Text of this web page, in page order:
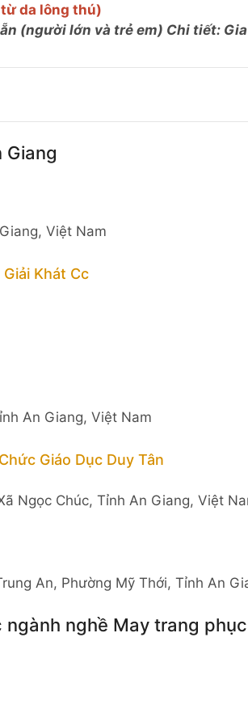
da lông thú)
(người lớn và trẻ em) Chi tiết:
Giang
Việt Nam
Khát Cc
An Giang, Việt Nam
Giáo Dục Duy Tân
Ngọc Chúc, Tỉnh An Giang, Việt
An, Phường Mỹ Thới, Tỉnh An
nghề May trang